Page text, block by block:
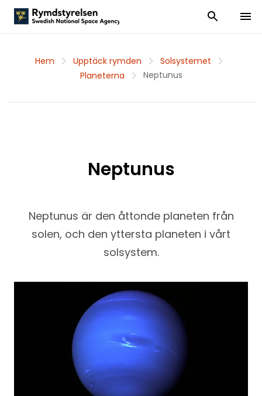
Visa och dölj
Visa
Hem Upptäck rymden
Solsystemet
Planeterna
Neptunus
Neptunus
Neptunus är den åttonde planeten från
solen, och den yttersta planeten i vårt
solsystem.